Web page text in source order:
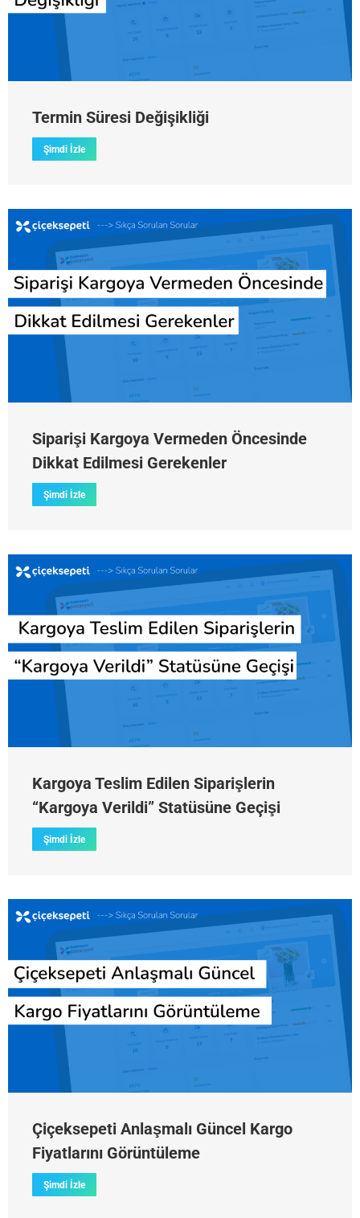
Termin Süresi Değişikliği
Şimdi İzle
Siparişi Kargoya Vermeden Öncesinde
Dikkat Edilmesi Gerekenler
Şimdi İzle
Kargoya Teslim Edilen Siparişlerin
“Kargoya Verildi” Statüsüne Geçişi
Şimdi İzle
Çiçeksepeti Anlaşmalı Güncel Kargo
Fiyatlarını Görüntüleme
Şimdi İzle